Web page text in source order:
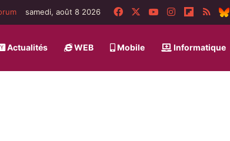
samedi, août 8 2026 FacebookYouTubeInstagramFlipboard
RSS
Actualités WEB Mobile Informatique